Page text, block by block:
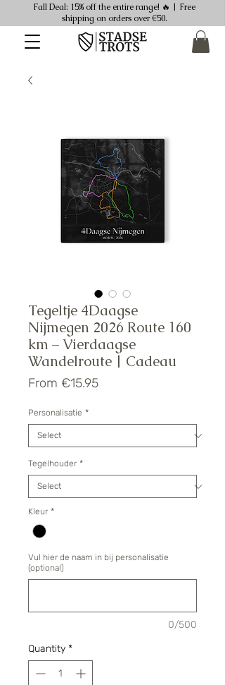
Fall Deal: 15% off the entire range! 🔥 | Free
shipping on orders over €50.
Tegeltje 4Daagse
Nijmegen 2026 Route 160
km – Vierdaagse
Wandelroute | Cadeau
From €15.95Sale
Personalisatie *
Tegelhouder *
Kleur *
Vul hier de naam in bij personalisatie
(optional)
0/500
Quantity *